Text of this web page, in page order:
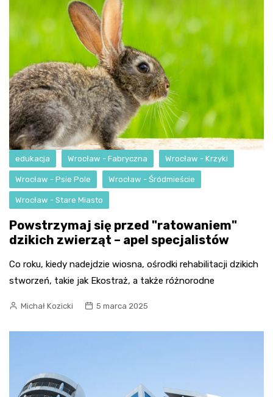
edukacja Wrocław - Fabryczna Wrocław - Krzyki
Wrocław - Psie Pole Wrocław - Śródmieście
Wrocław - Stare Miasto
Powstrzymaj się przed "ratowaniem"
dzikich zwierząt – apel specjalistów
Co roku, kiedy nadejdzie wiosna, ośrodki rehabilitacji dzikich
stworzeń, takie jak Ekostraż, a także różnorodne
Michał Kozicki 5 marca 2025